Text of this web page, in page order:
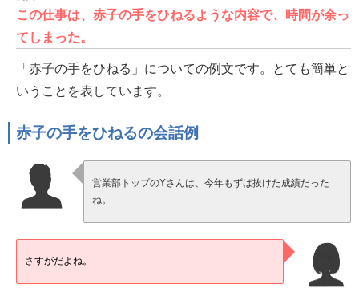
この仕事は、赤子の手をひねるような内容で、時間が余っ
てしまった。
「赤子の手をひねる」についての例文です。とても簡単と
いうことを表しています。
赤子の手をひねるの会話例
営業部トップのYさんは、今年もずば抜けた成績だった
ね。
さすがだよね。